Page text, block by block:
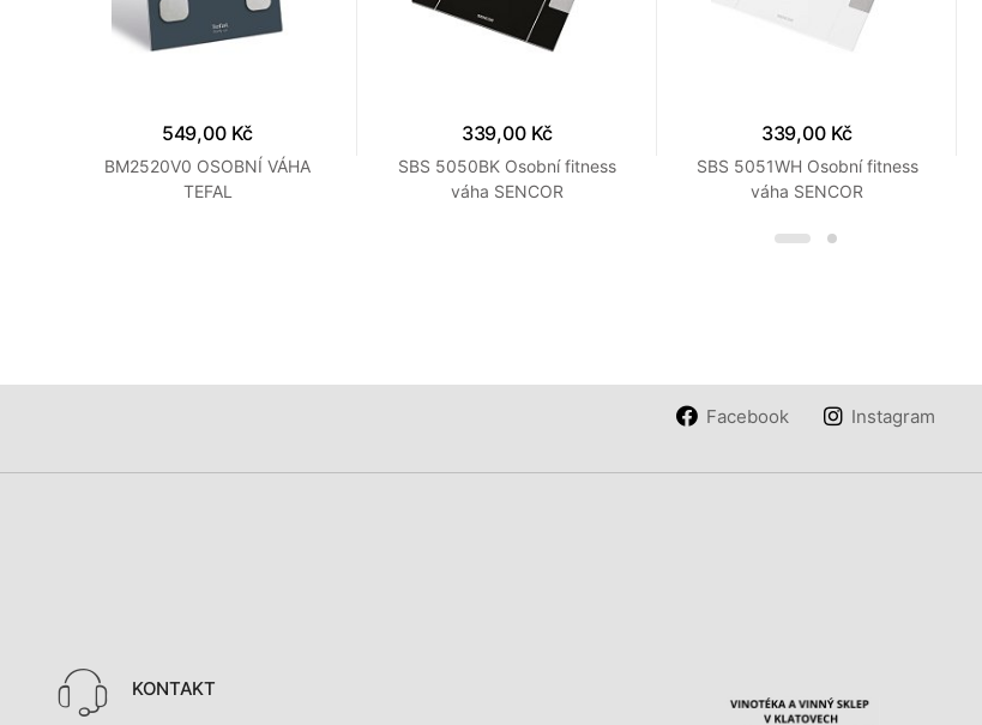
549,00 Kč
BM2520V0 OSOBNÍ VÁHA
TEFAL
339,00 Kč
SBS 5050BK Osobní fitness
váha SENCOR
339,00 Kč
SBS 5051WH Osobní fitness
váha SENCOR
Facebook Instagram
KONTAKT